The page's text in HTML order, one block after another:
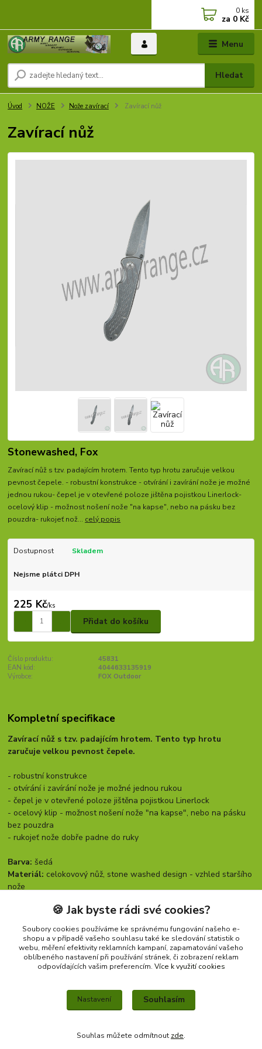
Menu
Hledat
0 ks
za 0 Kč
Úvod NOŽE Nože zavírací Zavírací nůž
Zavírací nůž
Stonewashed, Fox
Zavírací nůž s tzv. padajícím hrotem. Tento typ hrotu zaručuje velkou
pevnost čepele. - robustní konstrukce - otvírání i zavírání nože je možné
jednou rukou- čepel je v otevřené poloze jištěna pojistkou Linerlock-
ocelový klip - možnost nošení nože "na kapse", nebo na pásku bez
pouzdra- rukojeť nož... celý popis
Dostupnost Skladem
Nejsme plátci DPH
225 Kč/ks
Přidat do košíku
Číslo produktu:
45831
EAN kód:
4044633135919
Výrobce:
FOX Outdoor
Kompletní specifikace
Zavírací nůž s tzv. padajícím hrotem. Tento typ hrotu
zaručuje velkou pevnost čepele.
- robustní konstrukce
- otvírání i zavírání nože je možné jednou rukou
- čepel je v otevřené poloze jištěna pojistkou Linerlock
- ocelový klip - možnost nošení nože "na kapse", nebo na pásku
bez pouzdra
- rukojeť nože dobře padne do ruky
Barva: šedá
Materiál: celokovový nůž, stone washed design - vzhled staršího
nože
Zboží zařazeno v kategoriích
NOŽE
🍪 Jak byste rádi své cookies?
Soubory cookies používáme ke správnému fungování našeho e-
shopu a v případě vašeho souhlasu také ke sledování statistik o
webu, měření efektivity reklamních kampaní, zapamatování vašeho
oblíbeného nastavení při používání stránek, či zobrazení reklam
odpovídajících vašim preferencím. Více k využití cookies
Nastavení Souhlasím
Souhlas můžete odmítnout zde.